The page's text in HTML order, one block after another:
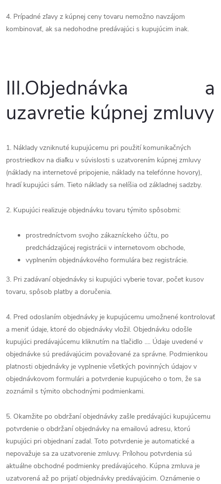
4. Prípadné zľavy z kúpnej ceny tovaru nemožno navzájom
kombinovať, ak sa nedohodne predávajúci s kupujúcim inak.
III.Objednávka a
uzavretie kúpnej zmluvy
1. Náklady vzniknuté kupujúcemu pri použití komunikačných
prostriedkov na diaľku v súvislosti s uzatvorením kúpnej zmluvy
(náklady na internetové pripojenie, náklady na telefónne hovory),
hradí kupujúci sám. Tieto náklady sa nelíšia od základnej sadzby.
2. Kupujúci realizuje objednávku tovaru týmito spôsobmi:
prostredníctvom svojho zákazníckeho účtu, po
predchádzajúcej registrácii v internetovom obchode,
vyplnením objednávkového formulára bez registrácie.
3. Pri zadávaní objednávky si kupujúci vyberie tovar, počet kusov
tovaru, spôsob platby a doručenia.
4. Pred odoslaním objednávky je kupujúcemu umožnené kontrolovať
a meniť údaje, ktoré do objednávky vložil. Objednávku odošle
kupujúci predávajúcemu kliknutím na tlačidlo .... Údaje uvedené v
objednávke sú predávajúcim považované za správne. Podmienkou
platnosti objednávky je vyplnenie všetkých povinných údajov v
objednávkovom formulári a potvrdenie kupujúceho o tom, že sa
zoznámil s týmito obchodnými podmienkami.
5. Okamžite po obdržaní objednávky zašle predávajúci kupujúcemu
potvrdenie o obdržaní objednávky na emailovú adresu, ktorú
kupujúci pri objednaní zadal. Toto potvrdenie je automatické a
nepovažuje sa za uzatvorenie zmluvy. Prílohou potvrdenia sú
aktuálne obchodné podmienky predávajúceho. Kúpna zmluva je
uzatvorená až po prijatí objednávky predávajúcim. Oznámenie o